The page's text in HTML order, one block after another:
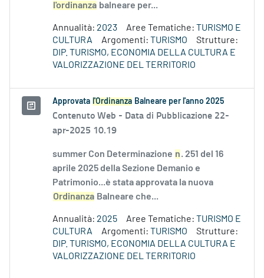
l'ordinanza balneare per...
Annualità: 2023 Aree Tematiche: TURISMO E
CULTURA
Argomenti: TURISMO
Strutture:
DIP. TURISMO, ECONOMIA DELLA CULTURA E
VALORIZZAZIONE DEL TERRITORIO
Approvata l'Ordinanza Balneare per l'anno 2025
Contenuto Web - Data di Pubblicazione 22-
apr-2025 10.19
summer Con Determinazione n. 251 del 16
aprile 2025 della Sezione Demanio e
Patrimonio...è stata approvata la nuova
Ordinanza Balneare che...
Annualità: 2025 Aree Tematiche: TURISMO E
CULTURA
Argomenti: TURISMO
Strutture:
DIP. TURISMO, ECONOMIA DELLA CULTURA E
VALORIZZAZIONE DEL TERRITORIO